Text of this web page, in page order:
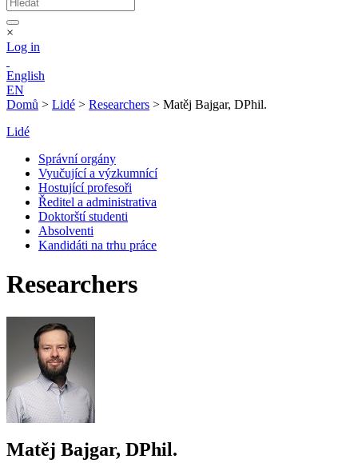
×
Log in
English
EN
Domů > Lidé > Researchers > Matěj Bajgar, DPhil.
Lidé
Správní orgány
Vyučující a výzkumnící
Hostující profesoři
Ředitel a administrativa
Doktorští studenti
Absolventi
Kandidáti na trhu práce
Researchers
Matěj Bajgar, DPhil.